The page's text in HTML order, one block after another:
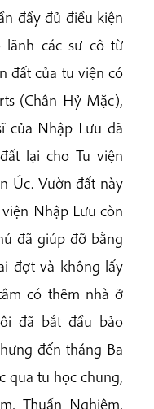
đầy đủ điều kiện
lãnh các sư cô từ
đất của tu viện có
(Chân Hỷ Mặc),
của Nhập Lưu đã
lại cho Tu viện
Úc. Vườn đất này
Nhập Lưu còn
đã giúp đỡ bằng
đợt và không lấy
có thêm nhà ở
đã bắt đầu bảo
đến tháng Ba
qua tu học chung,
Thuấn Nghiêm,